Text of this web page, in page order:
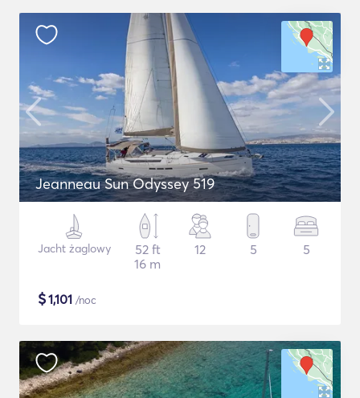
Jeanneau Sun Odyssey 519
Jacht żaglowy
52 ft
16 m
12 5 5
$1,101 /noc